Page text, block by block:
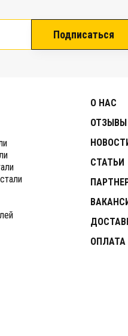
Подписаться
О НАС
ОТЗЫВЫ
СТАТЬИ
ОПЛАТА